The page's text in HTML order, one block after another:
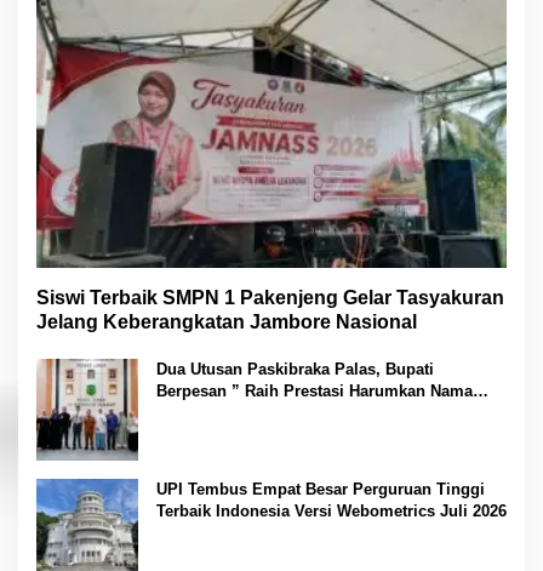
Siswi Terbaik SMPN 1 Pakenjeng Gelar Tasyakuran
Jelang Keberangkatan Jambore Nasional
Dua Utusan Paskibraka Palas, Bupati
Berpesan ” Raih Prestasi Harumkan Nama
UPI Tembus Empat Besar Perguruan Tinggi
Terbaik Indonesia Versi Webometrics Juli 2026